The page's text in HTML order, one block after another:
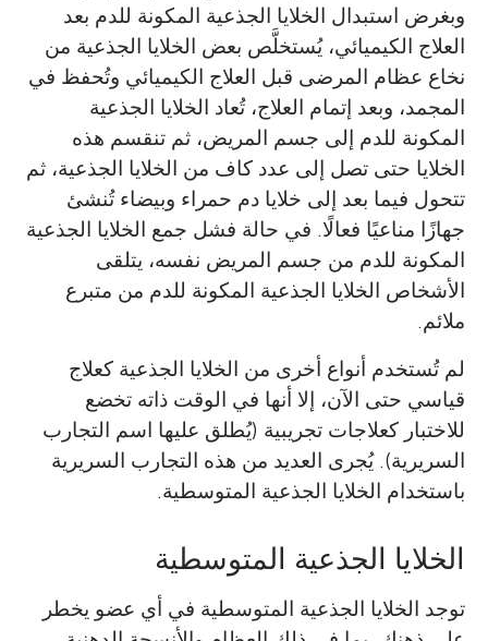
Franka Luk
أُدعى Franka Luk ، وأنا في السنة الأخيرة من
Elke Eggenhofer
Marc H. Dahlke
أُدعى Marc H.Dahlke ، وأعمل أستاذًا لمادة
Amayah and Kaylah
العمر: 9–11
وبغرض استبدال الخلايا الجذعية المكونة للدم بعد
العلاج الكيميائي، يُستخلَّص بعض الخلايا الجذعية من
نخاع عظام المرضى قبل العلاج الكيميائي وتُحفظ في
المجمد، وبعد إتمام العلاج، تُعاد الخلايا الجذعية
المكونة للدم إلى جسم المريض، ثم تنقسم هذه
الخلايا حتى تصل إلى عدد كاف من الخلايا الجذعية، ثم
تتحول فيما بعد إلى خلايا دم حمراء وبيضاء تُنشئ
جهازًا مناعيًا فعالًا. في حالة فشل جمع الخلايا الجذعية
المكونة للدم من جسم المريض نفسه، يتلقى
الأشخاص الخلايا الجذعية المكونة للدم من متبرع
ملائم.
لم تُستخدم أنواع أخرى من الخلايا الجذعية كعلاج
قياسي حتى الآن، إلا أنها في الوقت ذاته تخضع
للاختبار كعلاجات تجريبية (يُطلق عليها اسم التجارب
السريرية). يُجرى العديد من هذه التجارب السريرية
باستخدام الخلايا الجذعية المتوسطية.
الخلايا الجذعية المتوسطية
توجد الخلايا الجذعية المتوسطية في أي عضو يخطر